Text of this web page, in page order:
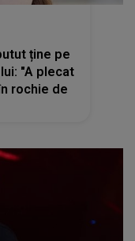
ține pe
"A plecat
rochie de